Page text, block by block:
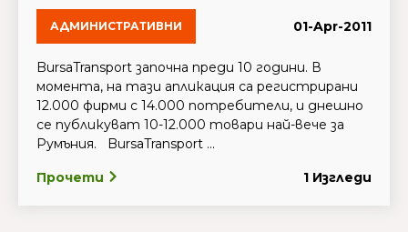
АДМИНИСТРАТИВНИ 01-Apr-2011
BursaTransport започна преди 10 години. В
момента, на тази апликация са регистрирани
12.000 фирми с 14.000 потребители, и днешно
се публикуват 10-12.000 товари най-вече за
Румъния. BursaTransport ...
Прочети 1 Изгледи